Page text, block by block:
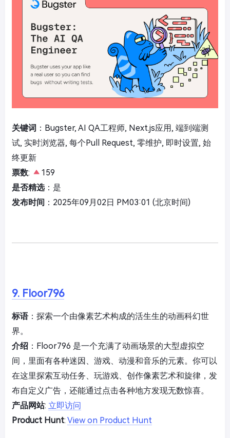
关键词 ：Bugster, AI QA工程师, Next.js应用, 端到端测
试, 实时浏览器, 每个Pull Request, 零维护, 即时设置, 始
终更新
票数:
159
是否精选：是
发布时间 ：2025年09月02日 PM03:01 (北京时间)
9. Floor796
标语：探索一个由像素艺术构成的活生生的动画科幻世
界。
介绍 ：Floor796 是一个充满了动画场景的大型虚拟空
间，里面有各种迷因、游戏、动漫和音乐的元素。你可以
在这里探索互动任务、玩游戏、创作像素艺术和旋律，发
布自定义广告，还能通过点击各种地方发现无数惊喜。
产品网站: 立即访问
Product Hunt: View on Product Hunt